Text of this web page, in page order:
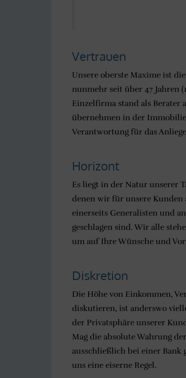
Vertrauen
Unsere oberste Maxime ist
nunmehr seit über 47 Jahren
Einzelfirma stand als Berater
übernehmen in der
Verantwortung für das
Horizont
Es liegt in der Natur unserer
denen wir für unsere
einerseits Generalisten und
geschlagen sind. Wir alle
um auf Ihre Wünsche und
Diskretion
Die Höhe von Einkommen,
diskutieren, ist anderswo
der Privatsphäre unserer
Mag die absolute Wahrung
ausschließlich bei einer
uns eine eiserne Regel.